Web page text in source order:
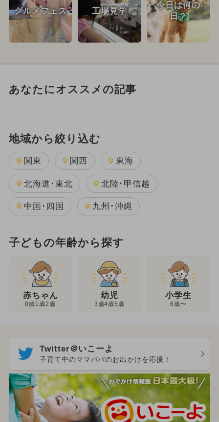
グルメフェス 工場見学
今日は何の
日？
あなたにオススメの記事
地域から絞り込む
関東 関西 東海
北海道･東北 北陸･甲信越
中国･四国 九州･沖縄
子どもの年齢から探す
赤ちゃん
0歳1歳2歳
幼児
3歳4歳5歳
小学生
6歳〜
Twitter＠いこーよ
子育て中のママパパのお出かけを応援！